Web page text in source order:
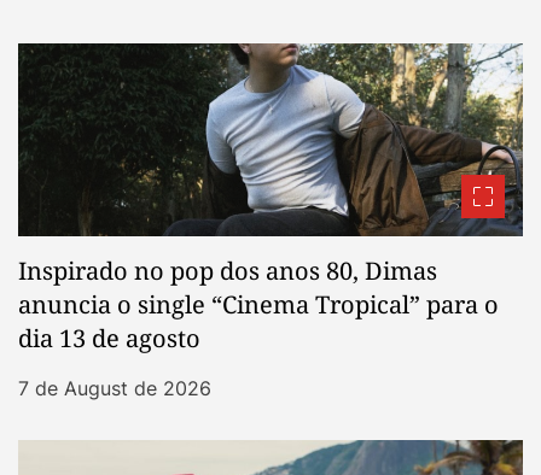
Inspirado no pop dos anos 80, Dimas
anuncia o single “Cinema Tropical” para o
dia 13 de agosto
7 de August de 2026